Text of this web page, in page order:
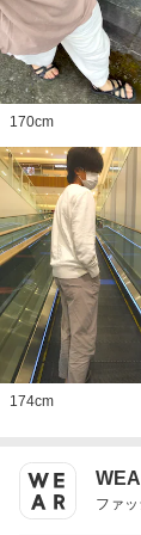
170cm
174cm
ファ